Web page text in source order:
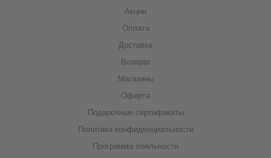
Акции
Оплата
Доставка
Возврат
Магазины
Оферта
Подарочные сертификаты
Политика конфиденциальности
Программа лояльности